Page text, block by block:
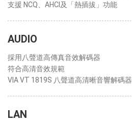
支援 NCQ、AHCI及「熱插拔」功能
AUDIO
採用八聲道高傳真音效解碼器
符合高清音效規範
VIA VT 1819S 八聲道高清晰音響解碼器
LAN